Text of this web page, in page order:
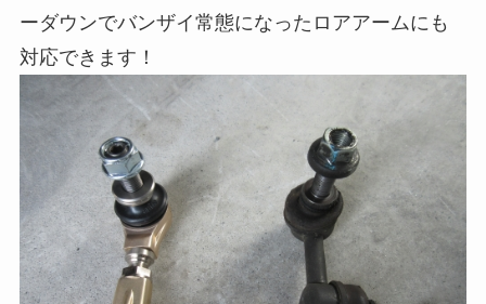
ーダウンでバンザイ常態になったロアアームにも
対応できます！